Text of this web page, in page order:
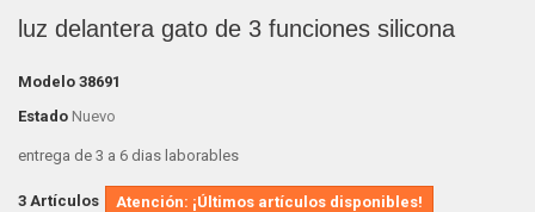
luz delantera gato de 3 funciones silicona
Modelo 38691
Estado Nuevo
entrega de 3 a 6 dias laborables
3 Artículos Atención: ¡Últimos artículos disponibles!